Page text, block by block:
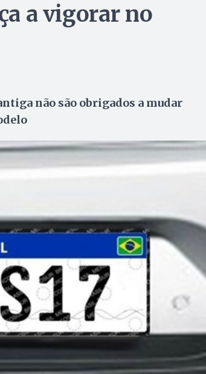
a vigorar no
não são obrigados a mudar